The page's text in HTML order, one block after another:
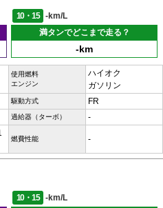
10・15
-km/L
満タンでどこまで走る？
-km
使用燃料
エンジン
ハイオク
ガソリン
駆動方式 FR
過給器（ターボ） -
燃費性能 -
10・15
-km/L